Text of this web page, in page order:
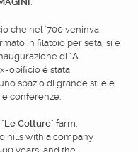
che nel ´700 veninva
in filatoio per seta, si é
di "A
opificio é stata
spazio di grande stile e
conferenze.
Le Colture" farm,
hills with a company